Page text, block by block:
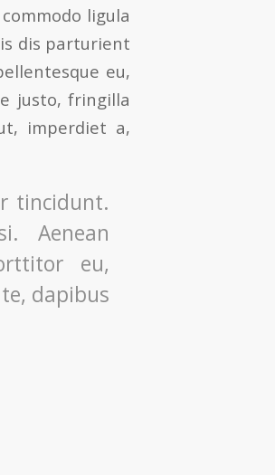
ligula
dis parturient
eu,
justo, fringilla
imperdiet a,
tincidunt.
Aenean
eu,
dapibus